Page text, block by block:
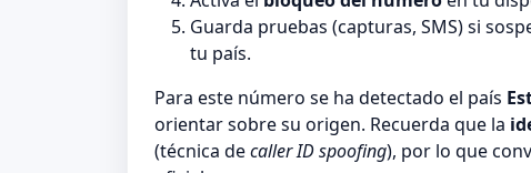
Guarda pruebas (capturas, SMS) si
tu país.
Para este número se ha detectado el país
orientar sobre su origen. Recuerda que la
(técnica decaller ID spoofing), por lo que